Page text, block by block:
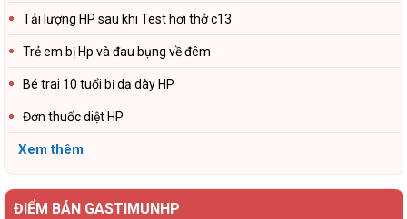
Tải lượng HP sau khi Test hơi thở c13
Trẻ em bị Hp và đau bụng về đêm
Bé trai 10 tuổi bị dạ dày HP
Đơn thuốc diệt HP
Xem thêm
ĐIỂM BÁN GASTIMUNHP